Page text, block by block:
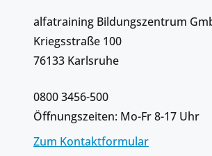
alfatraining Bildungszentrum
Kriegsstraße 100
76133 Karlsruhe
0800 3456-500
Öffnungszeiten: Mo-Fr 8-17 Uhr
Zum Kontaktformular